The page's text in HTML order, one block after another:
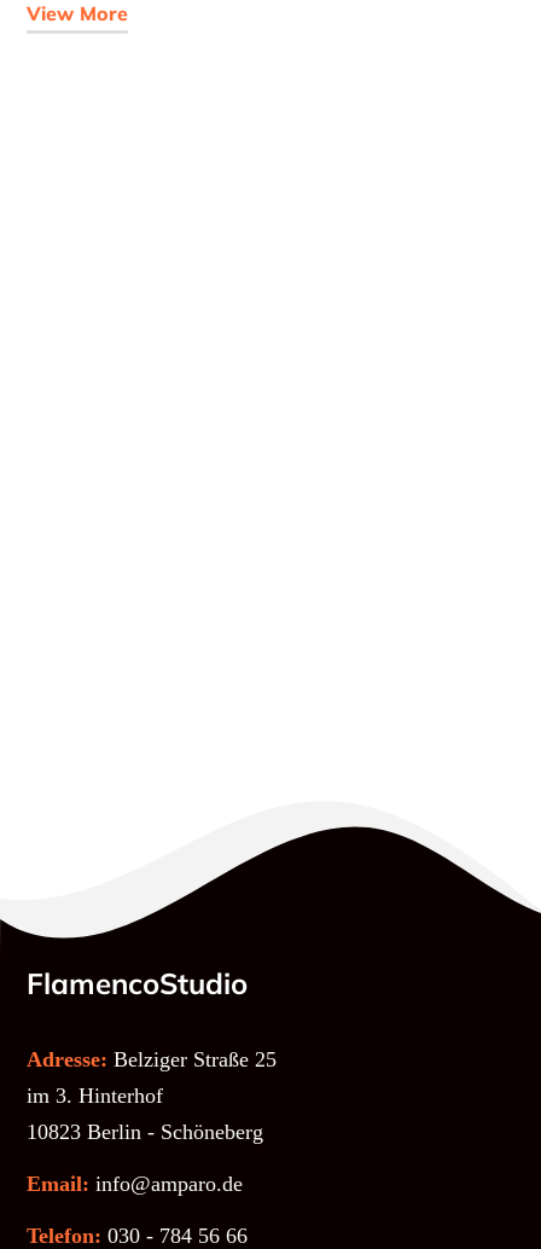
View More
FlamencoStudio
Adresse: Belziger Straße 25
im 3. Hinterhof
10823 Berlin - Schöneberg
Email: info@amparo.de
Telefon: 030 - 784 56 66